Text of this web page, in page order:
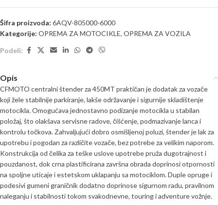
Šifra proizvoda: 6AQV-805000-6000
Kategorije: OPREMA ZA MOTOCIKLE, OPREMA ZA VOZILA
Podeli:
Opis
CFMOTO centralni štender za 450MT praktičan je dodatak za vozače
koji žele stabilnije parkiranje, lakše održavanje i sigurnije skladištenje
motocikla. Omogućava jednostavno podizanje motocikla u stabilan
položaj, što olakšava servisne radove, čišćenje, podmazivanje lanca i
kontrolu točkova. Zahvaljujući dobro osmišljenoj poluzi, štender je lak za
upotrebu i pogodan za različite vozače, bez potrebe za velikim naporom.
Konstrukcija od čelika za teške uslove upotrebe pruža dugotrajnost i
pouzdanost, dok crna plastificirana završna obrada doprinosi otpornosti
na spoljne uticaje i estetskom uklapanju sa motociklom. Duple opruge i
podesivi gumeni graničnik dodatno doprinose sigurnom radu, pravilnom
naleganju i stabilnosti tokom svakodnevne, touring i adventure vožnje.